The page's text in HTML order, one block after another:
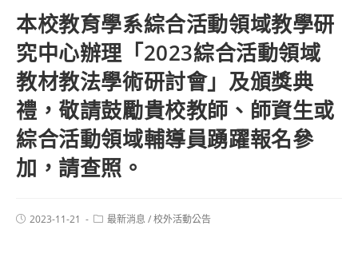
本校教育學系綜合活動領域教學研
究中心辦理「2023綜合活動領域
教材教法學術研討會」及頒獎典
禮，敬請鼓勵貴校教師、師資生或
綜合活動領域輔導員踴躍報名參
加，請查照。
2023-11-21 最新消息 /校外活動公告